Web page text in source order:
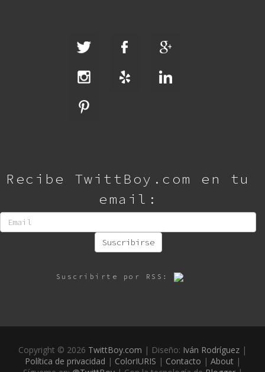
Recibe TwittBoy.com en tu
email:
Suscribirse
Suscribirte por RSS:
Copyright © 2026 TwittBoy.com | Diseño: Iván Rodríguez |
Política de privacidad | ColorIURIS | Contacto | About|